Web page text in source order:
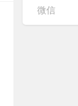
微信